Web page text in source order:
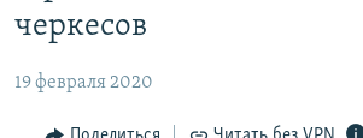
Вернутся
главной
навигации
Вернутся
МНЕНИЯ
IDEL.РЕАЛИИ
черкесов
19 февраля 2020